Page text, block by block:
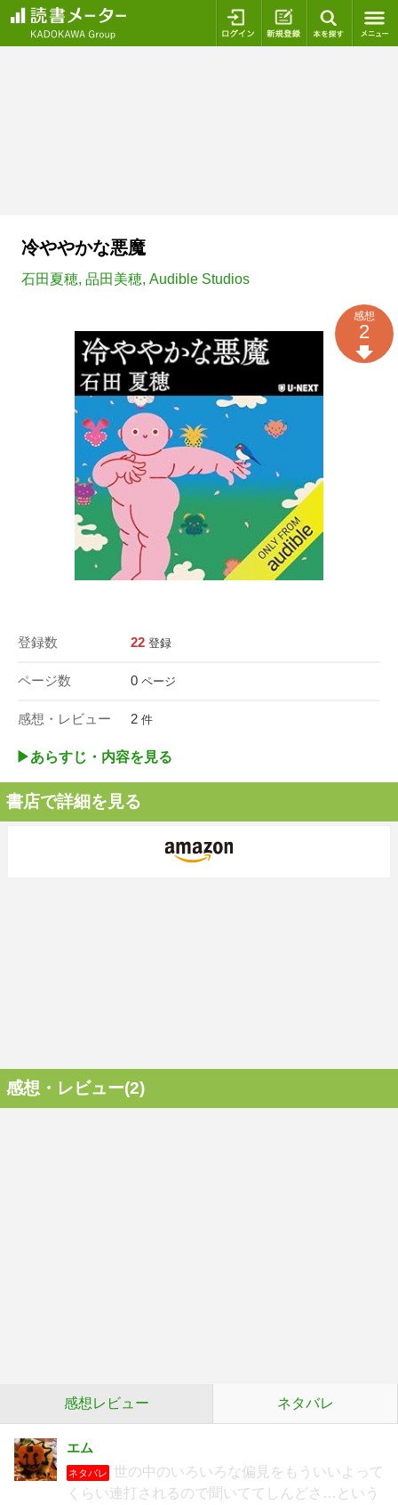
ログイン 新規登録
冷ややかな悪魔
石田夏穂, 品田美穂, Audible Studios
登録数 22 登録
ページ数 0 ページ
感想・レビュー 2 件
感想
2
▶︎あらすじ・内容を見る
書店で詳細を見る
感想・レビュー(2)
感想レビュー ネタバレ
エム
ネタバレ
世の中のいろいろな偏見をもういいよって
くらい連打されるので聞いててしんどさ…という